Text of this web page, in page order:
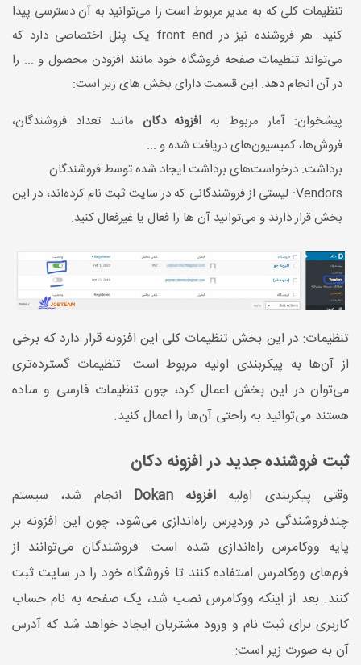
تنظیمات کلی که به مدیر مربوط است را می‌توانید به آن دسترسی پیدا
کنید. هر فروشنده نیز در front end یک پنل اختصاصی دارد که
می‌تواند تنظیمات صفحه فروشگاه خود مانند افزودن محصول و ... را
در آن انجام دهد. این قسمت دارای بخش های زیر است:
پیشخوان: آمار مربوط به افزونه دکان مانند تعداد فروشندگان،
فروش‌ها، کمیسیون‌های دریافت شده و ...
برداشت: درخواست‌های برداشت ایجاد شده توسط فروشندگان
Vendors: لیستی از فروشندگانی که در سایت ثبت نام کرده‌اند، در این
بخش قرار دارند و می‌توانید آن ها را فعال یا غیرفعال کنید.
تنظیمات: در این بخش تنظیمات کلی این افزونه قرار دارد که برخی
از آن‌ها به پیکربندی اولیه مربوط است. تنظیمات گسترده‌تری
می‌توان در این بخش اعمال کرد، چون تنظیمات فارسی و ساده
هستند می‌توانید به راحتی آن‌ها را اعمال کنید.
ثبت فروشنده جدید در افزونه دکان
وقتی پیکربندی اولیه افزونه Dokan
انجام شد، سیستم
چندفروشندگی در وردپرس راه‌اندازی می‌شود، چون این افزونه بر
پایه ووکامرس راه‌اندازی شده است. فروشندگان می‌توانند از
فرم‌های ووکامرس استفاده کنند تا فروشگاه خود را در سایت ثبت
کنند. بعد از اینکه ووکامرس نصب شد، یک صفحه به نام حساب
کاربری برای ثبت نام و ورود مشتریان ایجاد خواهد شد که آدرس
آن به صورت زیر است: